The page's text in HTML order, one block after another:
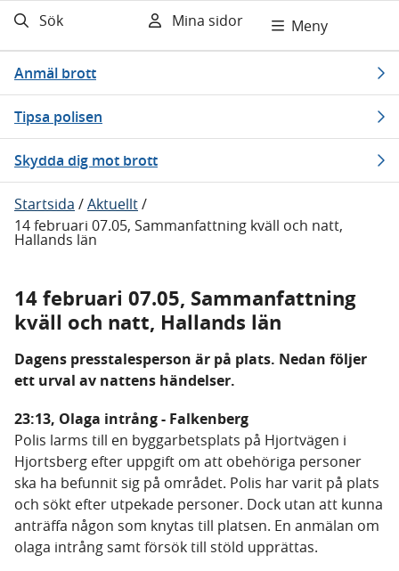
Sök Mina sidor Meny
Anmäl brott
Tipsa polisen
Skydda dig mot brott
Startsida /Aktuellt/
14 februari 07.05, Sammanfattning kväll och natt,
Hallands län
14 februari 07.05, Sammanfattning
kväll och natt, Hallands län
Dagens presstalesperson är på plats. Nedan följer
ett urval av nattens händelser.
23:13, Olaga intrång - Falkenberg
Polis larms till en byggarbetsplats på Hjortvägen i
Hjortsberg efter uppgift om att obehöriga personer
ska ha befunnit sig på området. Polis har varit på plats
och sökt efter utpekade personer. Dock utan att kunna
anträffa någon som knytas till platsen. En anmälan om
olaga intrång samt försök till stöld upprättas.